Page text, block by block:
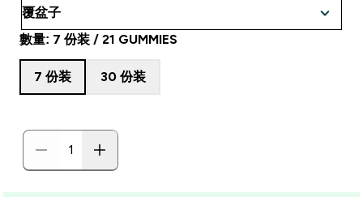
數量: 7 份装 / 21 GUMMIES
7 份装 30 份装